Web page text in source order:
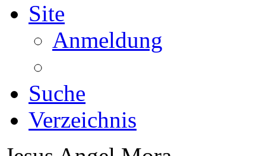
Site
Anmeldung
Suche
Verzeichnis